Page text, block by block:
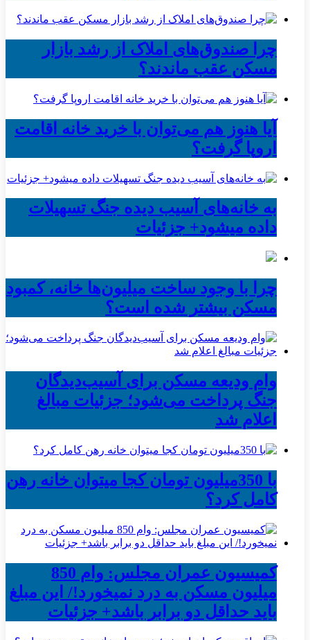
چرا صندوق‌های املاک از رشد بازار
مسکن عقب ماندند؟
آیا هنوز هم می‌توان با خرید خانه اقامت
اروپا گرفت؟
به خانه‌های آسیب دیده جنگ تسهیلات
داده میشود+ جزئیات
چرا با وجود ساخت میلیون‌ها خانه، کمبود
مسکن بیشتر شده است؟
وام ودیعه مسکن برای آسیب‌دیدگان
جنگ پرداخت می‌شود؛ جزئیات مبالغ
اعلام شد
با 350میلیون تومان کجا میتوان خانه رهن
کامل کرد؟
کمیسیون عمران مجلس: وام 850
میلیون مسکن به درد نمیخورد!/ این مبلغ
باید حداقل دو برابر باشد+ جزئیات